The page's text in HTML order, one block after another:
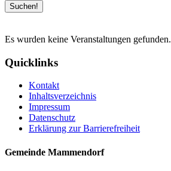
Es wurden keine Veranstaltungen gefunden.
Quicklinks
Kontakt
Inhaltsverzeichnis
Impressum
Datenschutz
Erklärung zur Barrierefreiheit
Gemeinde Mammendorf